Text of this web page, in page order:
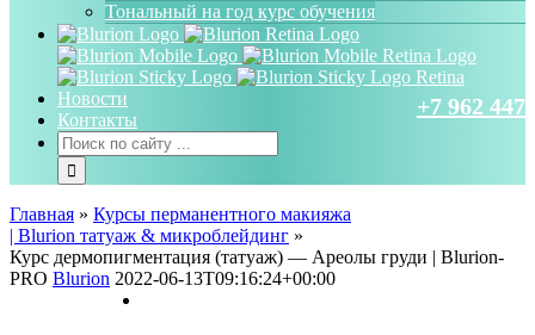
Тональный на год курс обучения
Новости
Контакты
+7 962 447
Главная » Курсы перманентного макияжа
| Blurion татуаж & микроблейдинг »
Курс дермопигментация (татуаж) — Ареолы груди | Blurion-
PRO Blurion 2022-06-13T09:16:24+00:00